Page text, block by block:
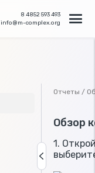
8 4852 593 493
info@m-complex.org
Отчеты /
Обзор
1.